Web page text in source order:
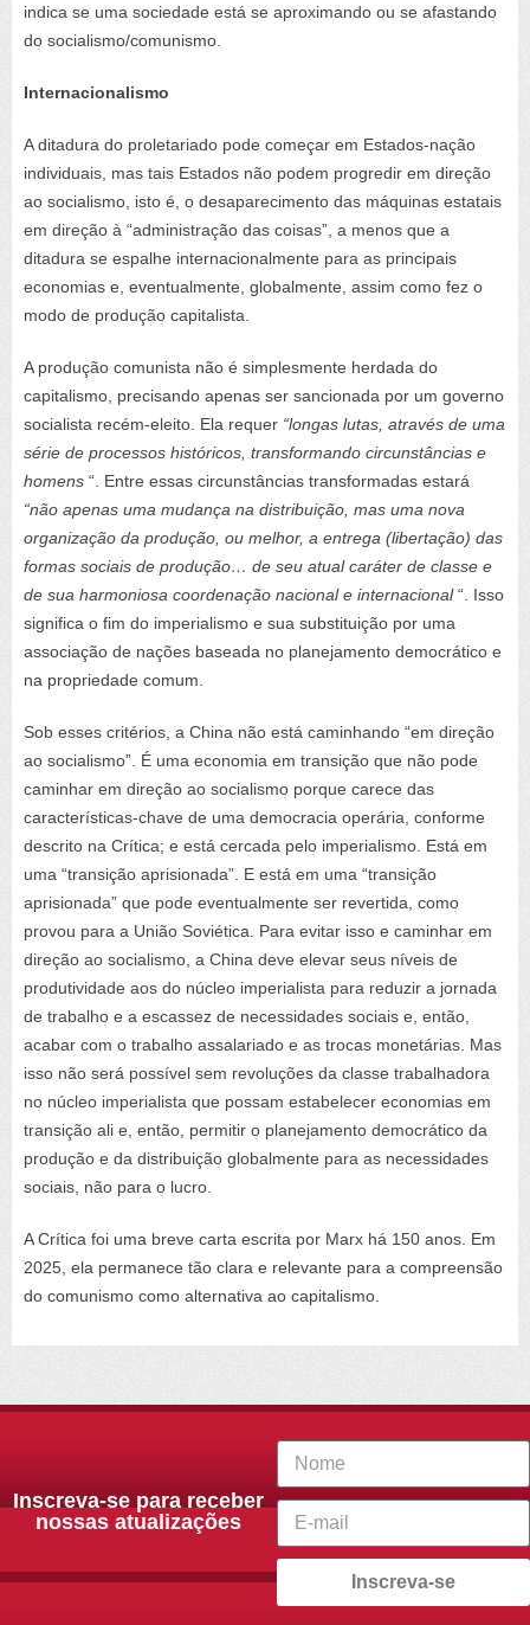
indica se uma sociedade está se aproximando ou se afastando
do socialismo/comunismo.
Internacionalismo
A ditadura do proletariado pode começar em Estados-nação
individuais, mas tais Estados não podem progredir em direção
ao socialismo, isto é, o desaparecimento das máquinas estatais
em direção à “administração das coisas”, a menos que a
ditadura se espalhe internacionalmente para as principais
economias e, eventualmente, globalmente, assim como fez o
modo de produção capitalista.
A produção comunista não é simplesmente herdada do
capitalismo, precisando apenas ser sancionada por um governo
socialista recém-eleito. Ela requer “longas lutas, através de uma
série de processos históricos, transformando circunstâncias e
homens “. Entre essas circunstâncias transformadas estará
“não apenas uma mudança na distribuição, mas uma nova
organização da produção, ou melhor, a entrega (libertação) das
formas sociais de produção… de seu atual caráter de classe e
de sua harmoniosa coordenação nacional e internacional“. Isso
significa o fim do imperialismo e sua substituição por uma
associação de nações baseada no planejamento democrático e
na propriedade comum.
Sob esses critérios, a China não está caminhando “em direção
ao socialismo”. É uma economia em transição que não pode
caminhar em direção ao socialismo porque carece das
características-chave de uma democracia operária, conforme
descrito na Crítica; e está cercada pelo imperialismo. Está em
uma “transição aprisionada”. E está em uma “transição
aprisionada” que pode eventualmente ser revertida, como
provou para a União Soviética. Para evitar isso e caminhar em
direção ao socialismo, a China deve elevar seus níveis de
produtividade aos do núcleo imperialista para reduzir a jornada
de trabalho e a escassez de necessidades sociais e, então,
acabar com o trabalho assalariado e as trocas monetárias. Mas
isso não será possível sem revoluções da classe trabalhadora
no núcleo imperialista que possam estabelecer economias em
transição ali e, então, permitir o planejamento democrático da
produção e da distribuição globalmente para as necessidades
sociais, não para o lucro.
A Crítica foi uma breve carta escrita por Marx há 150 anos. Em
2025, ela permanece tão clara e relevante para a compreensão
do comunismo como alternativa ao capitalismo.
Inscreva-se para receber
nossas atualizações
Inscreva-se